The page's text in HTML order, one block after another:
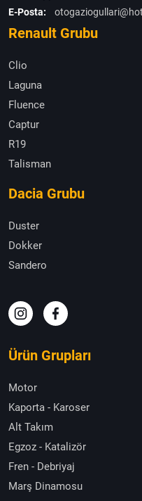
E-Posta:
Renault Grubu
Clio
Laguna
Fluence
Captur
R19
Talisman
Dacia Grubu
Duster
Dokker
Sandero
Ürün Grupları
Motor
Kaporta - Karoser
Alt Takım
Egzoz - Katalizör
Fren - Debriyaj
Marş Dinamosu